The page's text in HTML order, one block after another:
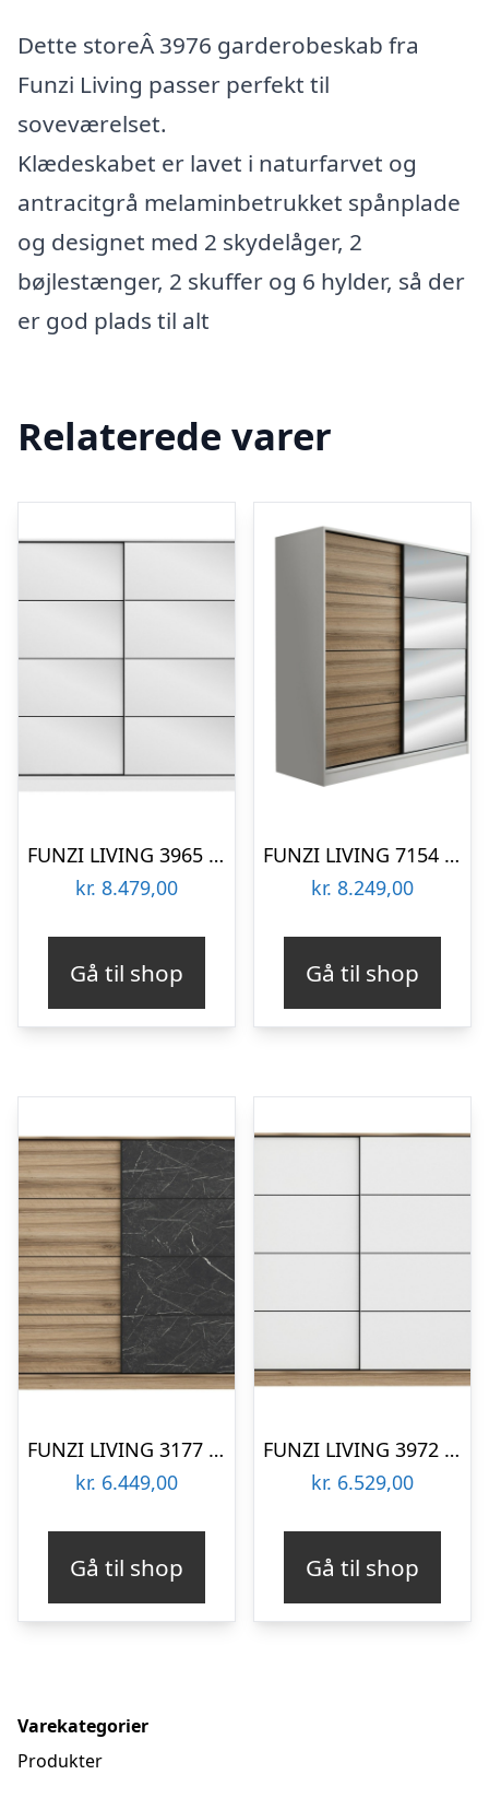
Dette storeÂ 3976 garderobeskab fra
Funzi Living passer perfekt til
soveværelset.
Klædeskabet er lavet i naturfarvet og
antracitgrå melaminbetrukket spånplade
og designet med 2 skydelåger, 2
bøjlestænger, 2 skuffer og 6 hylder, så der
er god plads til alt
Relaterede varer
FUNZI LIVING 3965 garderobeskab, spejl, 2 skydelåger, 2 bøjlestænger, 2 skuffer – hvid melamin
kr. 8.479,00
Gå til shop
FUNZI LIVING 7154 garderobeskab, spejl, 2 skydelåger, 2 bøjlestænger, 2 skuffer – hvid melamin
kr. 8.249,00
Gå til shop
FUNZI LIVING 3177 garderobeskab, 2 skydelåger, 2 bøjlestænger, 2 skuffer – natur/sort melamin
kr. 6.449,00
Gå til shop
FUNZI LIVING 3972 garderobeskab, 2 skydelåger, 2 bøjlestænger, 2 skuffer – natur/hvid melamin
kr. 6.529,00
Gå til shop
Varekategorier
Produkter